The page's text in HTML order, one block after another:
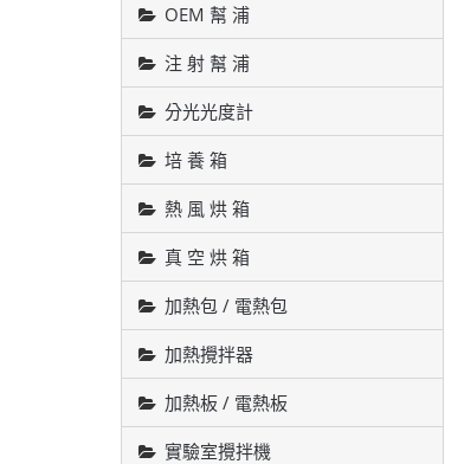
OEM 幫 浦
注 射 幫 浦
分光光度計
培 養 箱
熱 風 烘 箱
真 空 烘 箱
加熱包 / 電熱包
加熱攪拌器
加熱板 / 電熱板
實驗室攪拌機